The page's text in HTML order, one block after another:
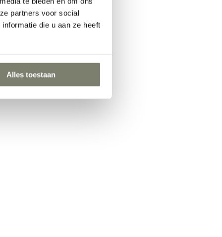
partners voor social
die u aan ze heeft
Alles toestaan